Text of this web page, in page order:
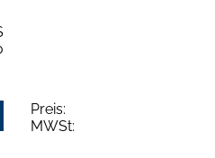
Preis:
MWSt: